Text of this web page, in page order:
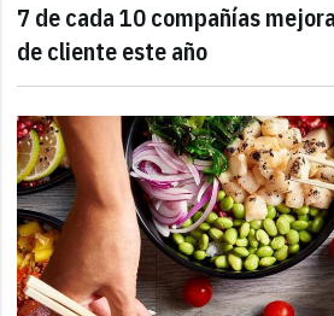
7 de cada 10 compañías
de cliente este año